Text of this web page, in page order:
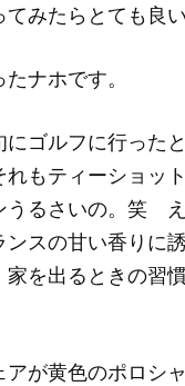
みたらとても良
ナホです。
ゴルフに行った
もティーショッ
うるさいの。笑
ンスの甘い香りに
を出るときの習
が黄色のポロシ